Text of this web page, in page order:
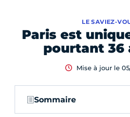
Paris est
pourtant 36
LE SAVIEZ-
Mise à jour le
Sommaire